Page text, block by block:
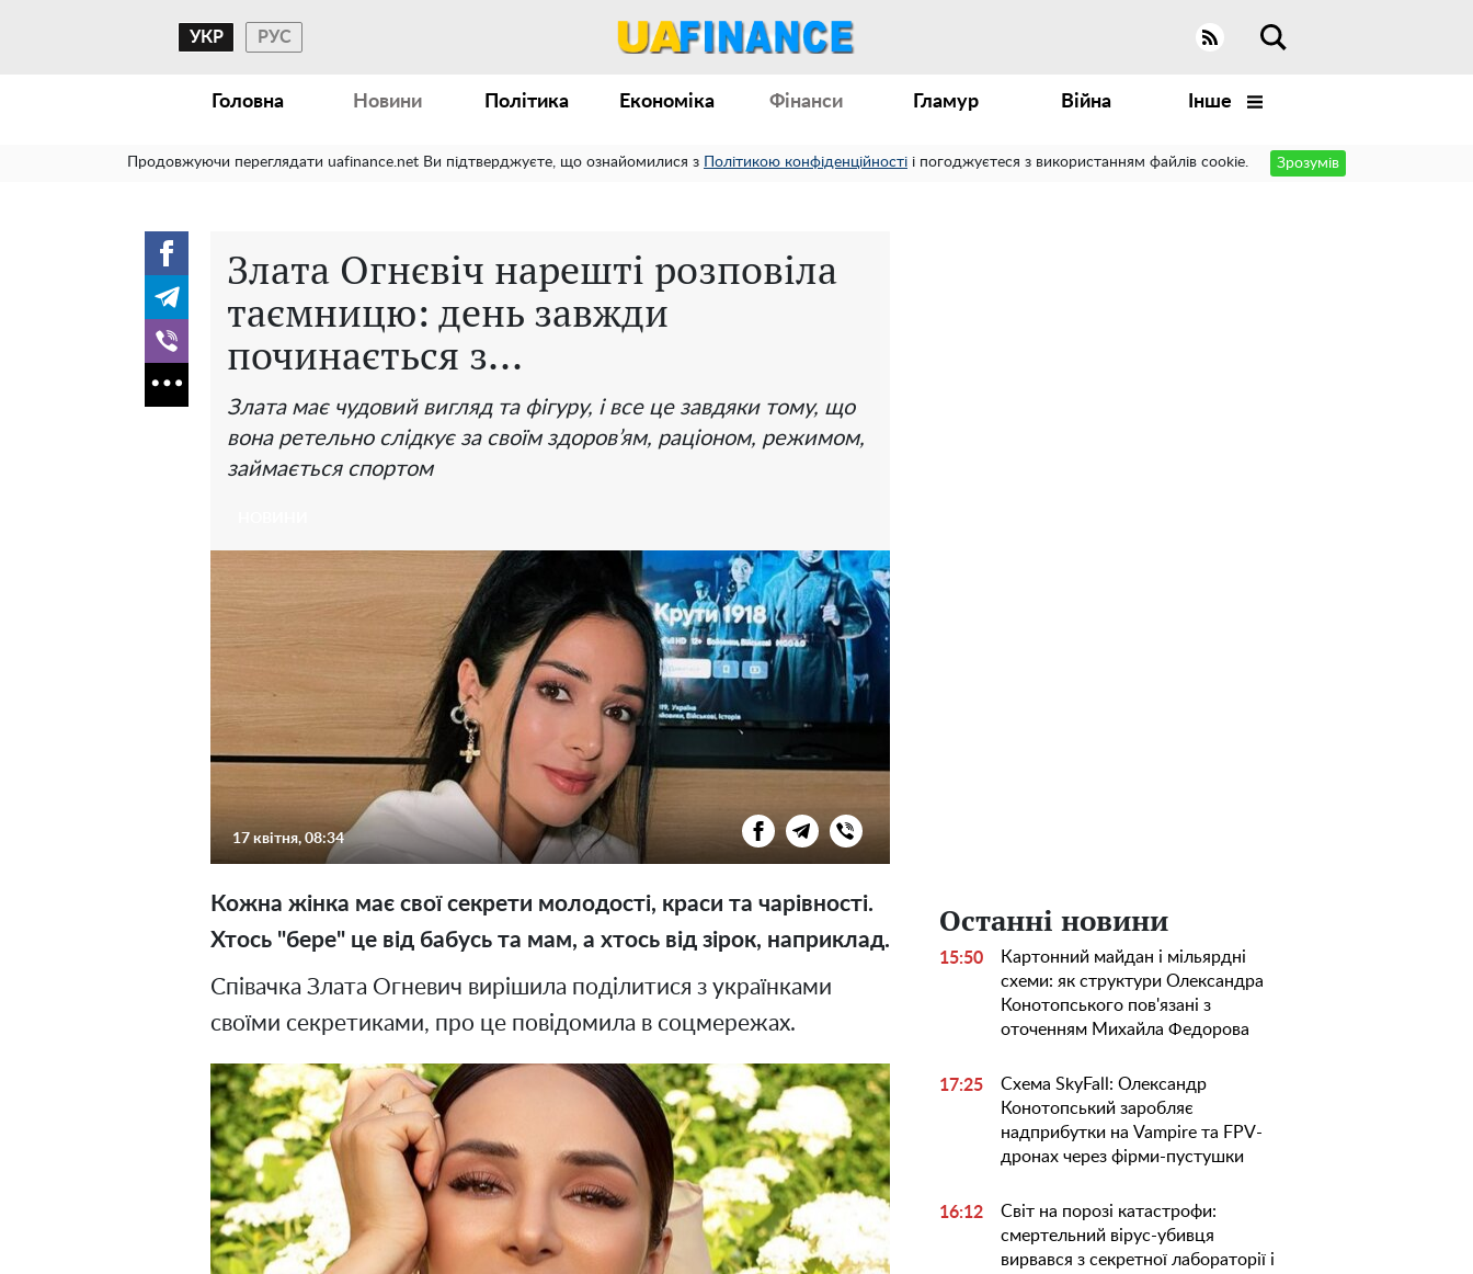
УКР РУС
Головна Новини Політика Економіка Фінанси Гламур Війна Інше
Продовжуючи переглядати uafinance.net Ви підтверджуєте, що ознайомилися з Політикою конфіденційності і погоджуєтеся з використанням файлів cookie. Зрозумів
Злата Огнєвіч нарешті розповіла
таємницю: день завжди
починається з...
Злата має чудовий вигляд та фігуру, і все це завдяки тому, що
вона ретельно слідкує за своїм здоров’ям, раціоном, режимом,
займається спортом
17 квітня, 08:34
Кожна жінка має свої секрети молодості, краси та чарівності.
Хтось "бере" це від бабусь та мам, а хтось від зірок, наприклад.
Співачка Злата Огневич вирішила поділитися з українками
своїми секретиками, про це повідомила в соцмережах.
Останні новини
15:50
Картонний майдан і мільярдні
схеми: як структури Олександра
Конотопського пов'язані з
оточенням Михайла Федорова
17:25
Схема SkyFall: Олександр
Конотопський заробляє
надприбутки на Vampire та FPV-
дронах через фірми-пустушки
16:12
Світ на порозі катастрофи:
смертельний вірус-убивця
вирвався з секретної лабораторії і